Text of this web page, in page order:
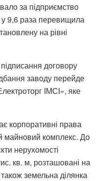
за підприємство
9,6 раза перевищила
на рівні
договору
заводу перейде
ІМСІ», яке
корпоративні права
майновий комплекс. До
нерухомості
кв. м, розташовані на
земельна ділянка